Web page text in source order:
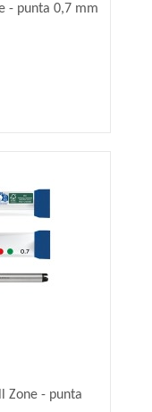
- punta 0,7 mm
Zone - punta